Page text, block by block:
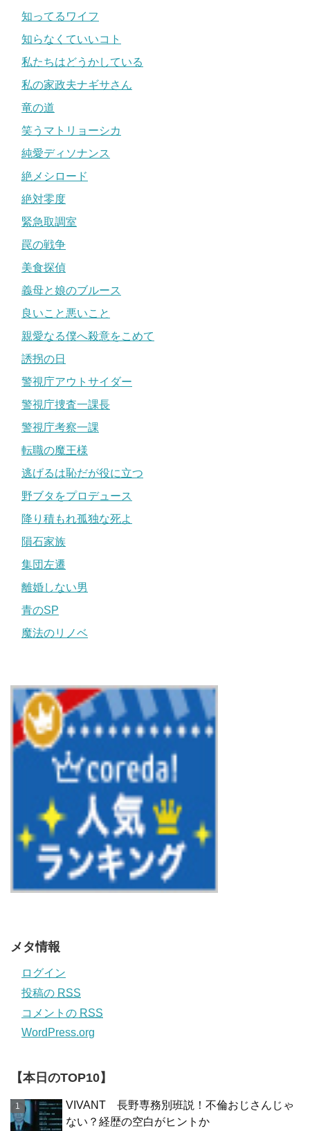
知ってるワイフ
知らなくていいコト
私たちはどうかしている
私の家政夫ナギサさん
竜の道
笑うマトリョーシカ
純愛ディソナンス
絶メシロード
絶対零度
緊急取調室
罠の戦争
美食探偵
義母と娘のブルース
良いこと悪いこと
親愛なる僕へ殺意をこめて
誘拐の日
警視庁アウトサイダー
警視庁捜査一課長
警視庁考察一課
転職の魔王様
逃げるは恥だが役に立つ
野ブタをプロデュース
降り積もれ孤独な死よ
隕石家族
集団左遷
離婚しない男
青のSP
魔法のリノベ
メタ情報
ログイン
投稿の RSS
コメントの RSS
WordPress.org
【本日のTOP10】
VIVANT 長野専務別班説！不倫おじさんじゃ
ない？経歴の空白がヒントか